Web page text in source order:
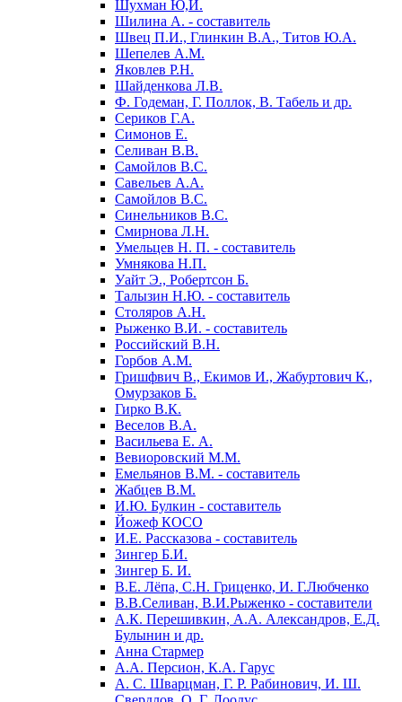
Шухман Ю,И.
Шилина А. - составитель
Швец П.И., Глинкин В.А., Титов Ю.А.
Шепелев А.М.
Яковлев Р.Н.
Шайденкова Л.В.
Ф. Годеман, Г. Поллок, В. Табель и др.
Сериков Г.А.
Симонов Е.
Селиван В.В.
Самойлов В.С.
Савельев А.А.
Самойлов B.C.
Синельников B.C.
Смирнова Л.Н.
Умельцев Н. П. - составитель
Умнякова Н.П.
Уайт Э., Робертсон Б.
Талызин Н.Ю. - составитель
Столяров А.Н.
Рыженко В.И. - составитель
Российский В.Н.
Горбов А.М.
Гришфвич В., Екимов И., Жабуртович К.,
Омурзаков Б.
Гирко В.К.
Веселов В.А.
Васильева Е. А.
Вевиоровский М.М.
Емельянов В.М. - составитель
Жабцев В.М.
И.Ю. Булкин - составитель
Йожеф КОСО
И.Е. Рассказова - составитель
Зингер Б.И.
Зингер Б. И.
В.Е. Лёпа, С.Н. Гриценко, И. Г.Любченко
В.В.Селиван, В.И.Рыженко - составители
А.К. Перешивкин, А.А. Александров, Е.Д.
Булынин и др.
Анна Стармер
А.А. Персион, К.А. Гарус
А. С. Шварцман, Г. Р. Рабинович, И. Ш.